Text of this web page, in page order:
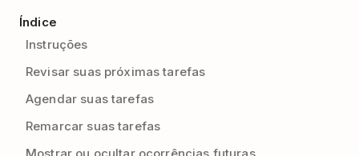
Índice
Instruções
Revisar suas próximas tarefas
Agendar suas tarefas
Remarcar suas tarefas